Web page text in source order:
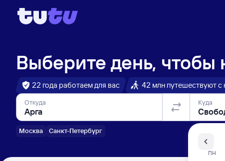
Выберите день, чтобы
22 года работаем для вас 42 млн путешествуют с
Откуда
Москва Санкт-Петербург
Куда
ПН